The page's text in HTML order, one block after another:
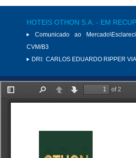
HOTEIS OTHON S.A. - EM
Comunicado ao
CVM/B3
DRI: CARLOS EDUARDO RIPPER